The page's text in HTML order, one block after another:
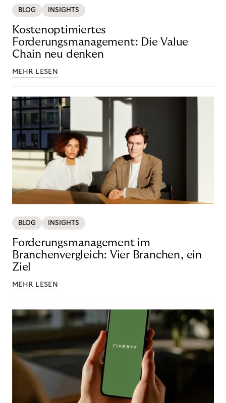
BLOG INSIGHTS
Kostenoptimiertes
Forderungsmanagement: Die Value
Chain neu denken
MEHR LESEN
BLOG INSIGHTS
Forderungsmanagement im
Branchenvergleich: Vier Branchen, ein
Ziel
MEHR LESEN